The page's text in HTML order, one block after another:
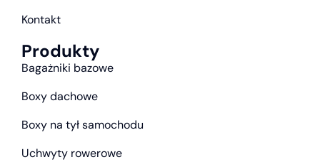
Kontakt
Produkty
Bagażniki bazowe
Boxy dachowe
Boxy na tył samochodu
Uchwyty rowerowe